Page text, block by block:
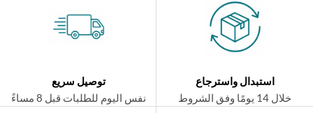
استبدال واسترجاع
توصيل سريع
نفس اليوم للطلبات قبل 8 مساءً